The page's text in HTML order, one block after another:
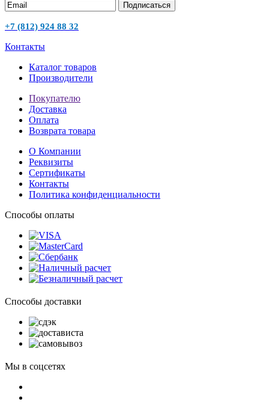
Подписаться
+7 (812) 924 88 32
Контакты
Каталог товаров
Производители
Покупателю
Доставка
Оплата
Возврата товара
О Компании
Реквизиты
Сертификаты
Контакты
Политика конфиденциальности
Способы оплаты
Способы доставки
Мы в соцсетях